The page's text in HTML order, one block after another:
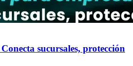
sucursales, protección